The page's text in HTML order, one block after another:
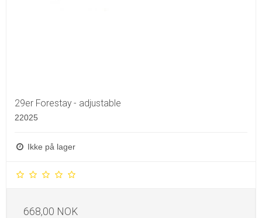
29er Forestay - adjustable
22025
Ikke på lager
668,00 NOK